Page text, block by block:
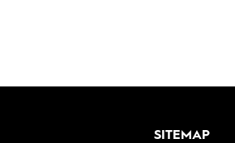
SITEMAP